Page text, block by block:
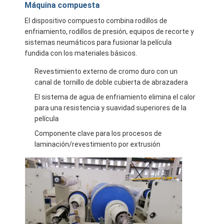
Máquina compuesta
El dispositivo compuesto combina rodillos de
enfriamiento, rodillos de presión, equipos de recorte y
sistemas neumáticos para fusionar la película
fundida con los materiales básicos.
Revestimiento externo de cromo duro con un
canal de tornillo de doble cubierta de abrazadera
El sistema de agua de enfriamiento elimina el calor
para una resistencia y suavidad superiores de la
película
Componente clave para los procesos de
laminación/revestimiento por extrusión